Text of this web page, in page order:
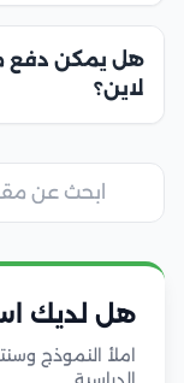
هل يمكن دفع
لاين؟
هل لديك
املأ النموذج